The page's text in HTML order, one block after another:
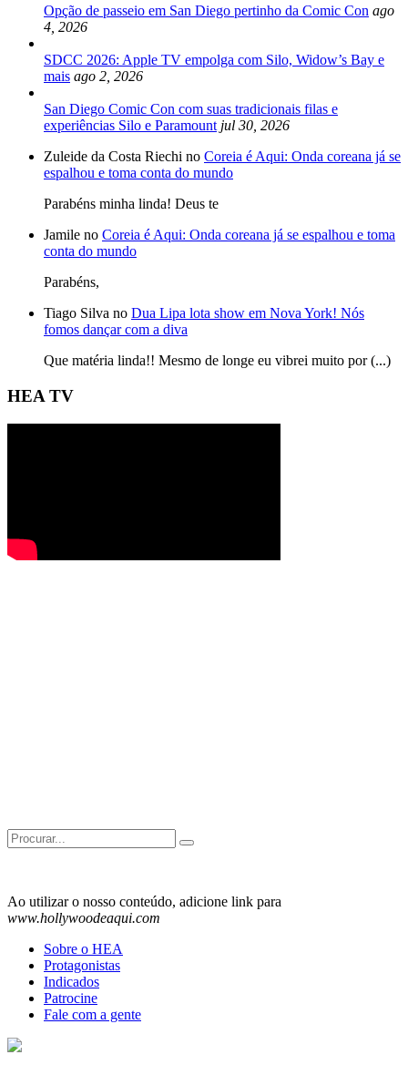
Opção de passeio em San Diego pertinho da Comic Con ago
4, 2026
SDCC 2026: Apple TV empolga com Silo, Widow’s Bay e
mais ago 2, 2026
San Diego Comic Con com suas tradicionais filas e
experiências Silo e Paramount jul 30, 2026
Zuleide da Costa Riechi no Coreia é Aqui: Onda coreana já se
espalhou e toma conta do mundo
Parabéns minha linda! Deus te
Jamile no Coreia é Aqui: Onda coreana já se espalhou e toma
conta do mundo
Parabéns,
Tiago Silva no Dua Lipa lota show em Nova York! Nós
fomos dançar com a diva
Que matéria linda!! Mesmo de longe eu vibrei muito por (...)
HEA TV
Search
for:
Ao utilizar o nosso conteúdo, adicione link para
www.hollywoodeaqui.com
Sobre o HEA
Protagonistas
Indicados
Patrocine
Fale com a gente